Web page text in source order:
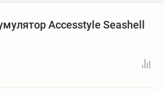
Accesstyle Seashell